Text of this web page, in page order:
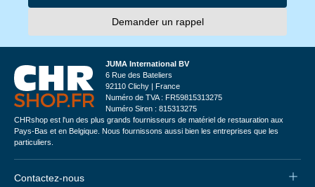
Demander un rappel
JUMA International BV
6 Rue des Bateliers
92110 Clichy | France
Numéro de TVA : FR59815313275
Numéro Siren : 815313275
CHRshop est l'un des plus grands fournisseurs de matériel de restauration aux
Pays-Bas et en Belgique. Nous fournissons aussi bien les entreprises que les
particuliers.
Contactez-nous